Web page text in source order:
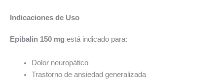
Indicaciones de Uso
Epibalin 150 mg está indicado para:
Dolor neuropático
Trastorno de ansiedad generalizada